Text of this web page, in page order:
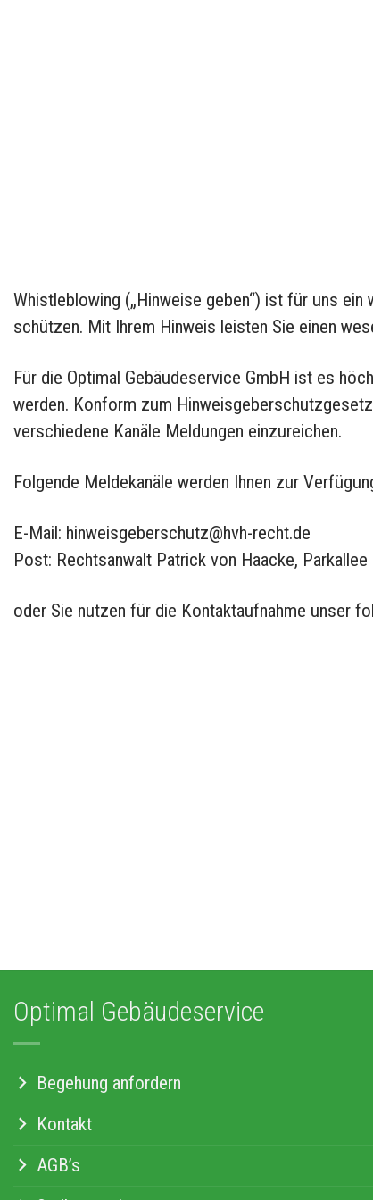
Whistleblowing („Hinweise geben“) ist für uns
schützen. Mit Ihrem Hinweis leisten Sie einen
Für die Optimal Gebäudeservice GmbH ist es
werden. Konform zum
verschiedene Kanäle Meldungen einzureichen.
Folgende Meldekanäle werden Ihnen zur
E-Mail: hinweisgeberschutz@hvh-recht.de
Post: Rechtsanwalt Patrick von Haacke,
oder Sie nutzen für die Kontaktaufnahme unser
Optimal Gebäudeservice
Begehung anfordern
Kontakt
AGB’s